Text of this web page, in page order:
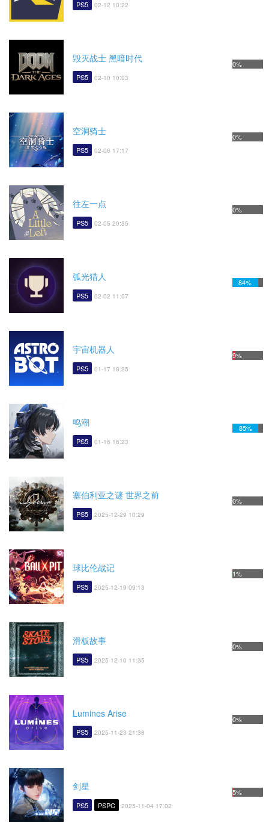
PS5 02-12 10:22
毁灭战士 黑暗时代
PS5 02-10 10:03
0%
空洞骑士
PS5 02-06 17:17
0%
往左一点
PS5 02-05 20:35
0%
弧光猎人
PS5 02-02 11:07
84%
宇宙机器人
PS5 01-17 18:25
9%
鸣潮
PS5 01-16 16:23
85%
塞伯利亚之谜 世界之前
PS5 2025-12-29 10:29
0%
球比伦战记
PS5 2025-12-19 09:13
1%
滑板故事
PS5 2025-12-10 11:35
0%
Lumines Arise
PS5 2025-11-23 21:38
0%
剑星
PS5 PSPC 2025-11-04 17:02
5%